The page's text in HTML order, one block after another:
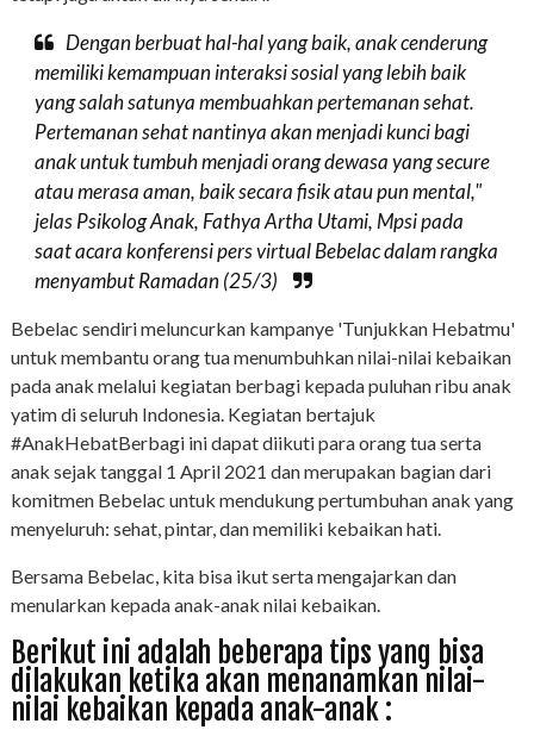
Dengan berbuat hal-hal yang baik, anak cenderung
memiliki kemampuan interaksi sosial yang lebih baik
yang salah satunya membuahkan pertemanan sehat.
Pertemanan sehat nantinya akan menjadi kunci bagi
anak untuk tumbuh menjadi orang dewasa yang secure
atau merasa aman, baik secara fisik atau pun mental,"
jelas Psikolog Anak, Fathya Artha Utami, Mpsi pada
saat acara konferensi pers virtual Bebelac dalam rangka
menyambut Ramadan (25/3)
Bebelac sendiri meluncurkan kampanye 'Tunjukkan Hebatmu'
untuk membantu orang tua menumbuhkan nilai-nilai kebaikan
pada anak melalui kegiatan berbagi kepada puluhan ribu anak
yatim di seluruh Indonesia. Kegiatan bertajuk
#AnakHebatBerbagi ini dapat diikuti para orang tua serta
anak sejak tanggal 1 April 2021 dan merupakan bagian dari
komitmen Bebelac untuk mendukung pertumbuhan anak yang
menyeluruh: sehat, pintar, dan memiliki kebaikan hati.
Bersama Bebelac, kita bisa ikut serta mengajarkan dan
menularkan kepada anak-anak nilai kebaikan.
Berikut ini adalah beberapa tips yang bisa
dilakukan ketika akan menanamkan nilai-
nilai kebaikan kepada anak-anak :